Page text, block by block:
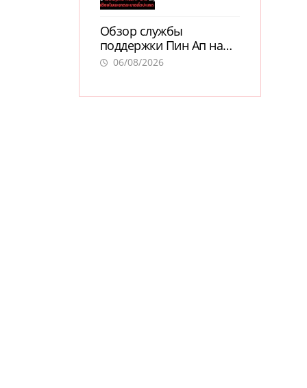
ລະບາດທົ່ວ
ປະເທດ
Обзор службы
поддержки Пин Ап на
официальном сайте с
06/08/2026